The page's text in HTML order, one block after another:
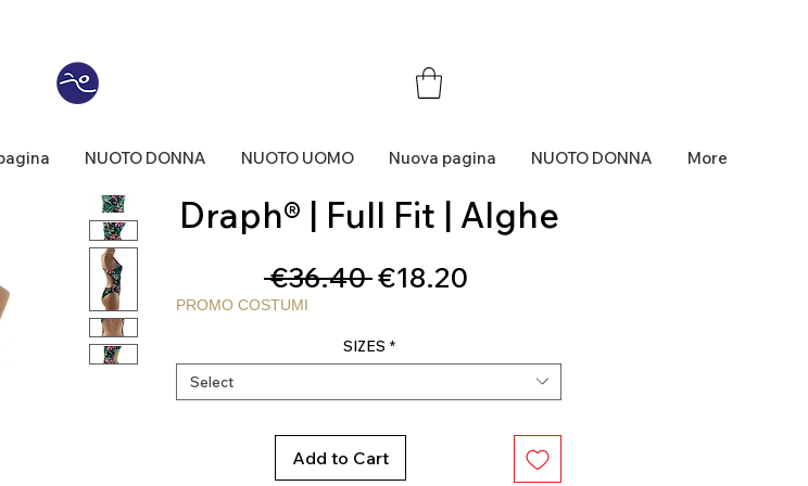
NUOTO DONNA NUOTO UOMO Nuova pagina NUOTO DONNA More
Draph® | Full Fit | Alghe
€36.40 Regular
€18.20
PROMO COSTUMI
SIZES *
Select
Add to Cart